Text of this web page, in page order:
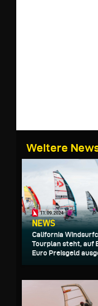
Weitere
11.09.2024
NEWS
California
Tourplan steht, auf
Euro Preisgeld